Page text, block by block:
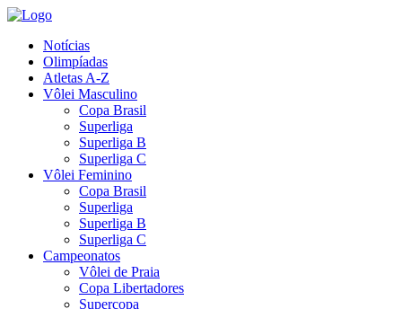
Notícias
Olimpíadas
Atletas A-Z
Vôlei Masculino
Copa Brasil
Superliga
Superliga B
Superliga C
Vôlei Feminino
Copa Brasil
Superliga
Superliga B
Superliga C
Campeonatos
Vôlei de Praia
Copa Libertadores
Supercopa